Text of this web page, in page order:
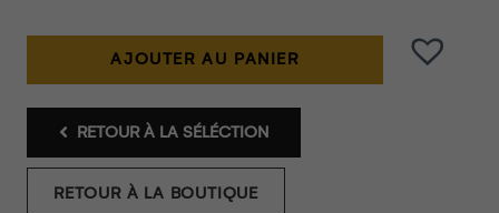
AJOUTER AU PANIER
RETOUR À LA SÉLÉCTION
RETOUR À LA BOUTIQUE